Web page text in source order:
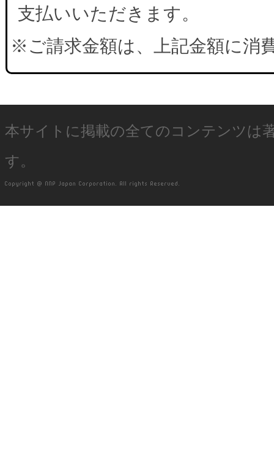
支払いいただきます。
※ご請求金額は、上記金額に消
本サイトに掲載の全てのコンテンツは
す。